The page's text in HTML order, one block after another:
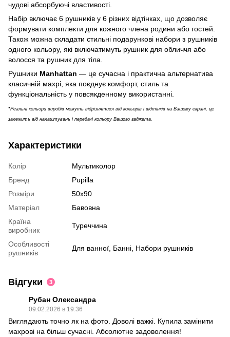
чудові абсорбуючі властивості.
Набір включає 6 рушників у 6 різних відтінках, що дозволяє
формувати комплекти для кожного члена родини або гостей.
Також можна складати стильні подарункові набори з рушників
одного кольору, які включатимуть рушник для обличчя або
волосся та рушник для тіла.
Рушники Manhattan — це сучасна і практична альтернатива
класичній махрі, яка поєднує комфорт, стиль та
функціональність у повсякденному використанні.
*Реальні кольори виробів можуть відрізнятися від кольорів і відтінків на Вашому екрані, це
залежить від налаштувань і передачі кольору Вашого гаджета.
Характеристики
Колір
Мультиколор
Бренд
Pupilla
Розміри
50х90
Матеріал
Бавовна
Країна
виробник
Туреччина
Особливості
рушників
Для ванної, Банні, Набори рушників
Відгуки 3
Рубан Олександра
09.02.2026 в 19:36
Виглядають точно як на фото. Доволі важкі. Купила замінити
махрові на більш сучасні. Абсолютне задоволення!